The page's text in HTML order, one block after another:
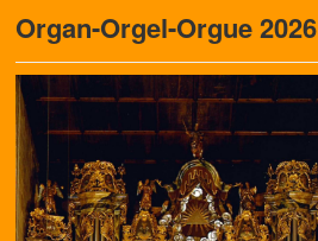
Organ-Orgel-Orgue 2026